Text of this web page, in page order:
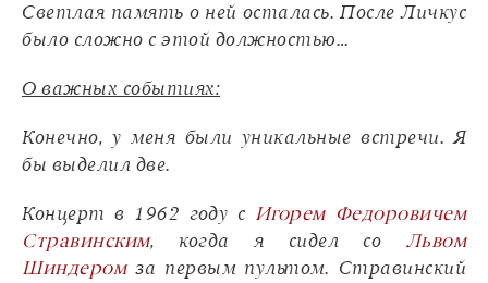
Светлая память о ней осталась. После Личкус
было сложно с этой должностью…
О важных событиях:
Конечно, у меня были уникальные встречи. Я
бы выделил две.
Концерт в 1962 году с Игорем Федоровичем
Стравинским, когда я сидел со Львом
Шиндеромза первым пультом. Стравинский